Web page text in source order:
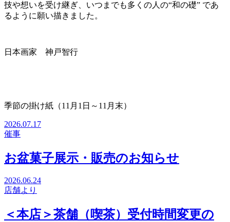
技や想いを受け継ぎ、いつまでも多くの人の“和の礎” であ
るように願い描きました。
日本画家 神戸智行
季節の掛け紙（11月1日～11月末）
2026.07.17
催事
お盆菓子展示・販売のお知らせ
2026.06.24
店舗より
＜本店＞茶舗（喫茶）受付時間変更の